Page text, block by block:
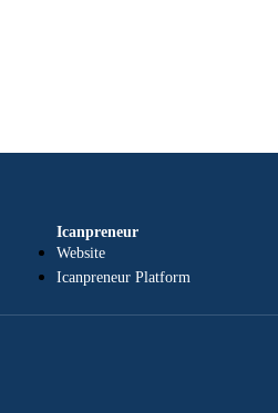
Icanpreneur
Website
Icanpreneur Platform